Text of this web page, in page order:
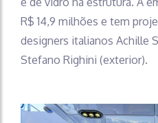
R$ 14,9 milhões e tem
designers italianos Achille
Stefano Righini (exterior).